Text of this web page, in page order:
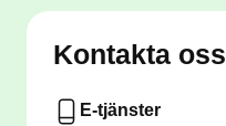
TIDSBOKNING VIA
Nu kan du boka en
besvär, finns
tillgängliga dagen
Kontakta oss
E-tjänster